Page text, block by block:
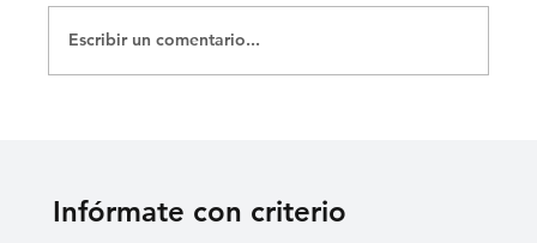
Escribir un comentario...
Infórmate con criterio